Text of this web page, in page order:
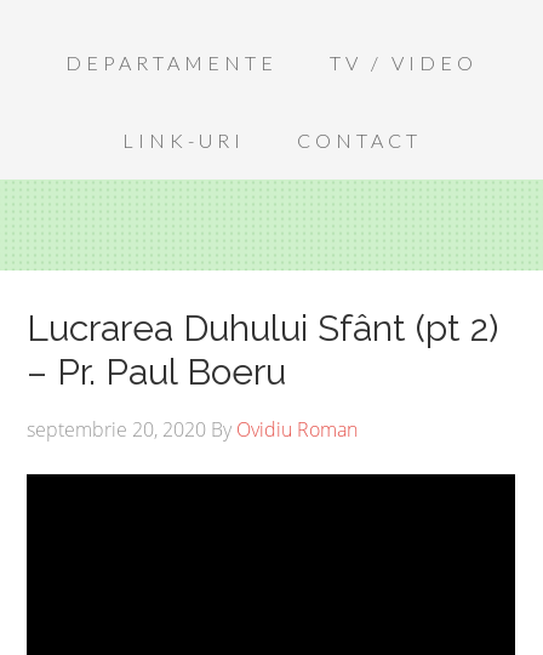
DEPARTAMENTE TV / VIDEO
LINK-URI CONTACT
Lucrarea Duhului Sfânt (pt 2)
– Pr. Paul Boeru
septembrie 20, 2020 By Ovidiu Roman